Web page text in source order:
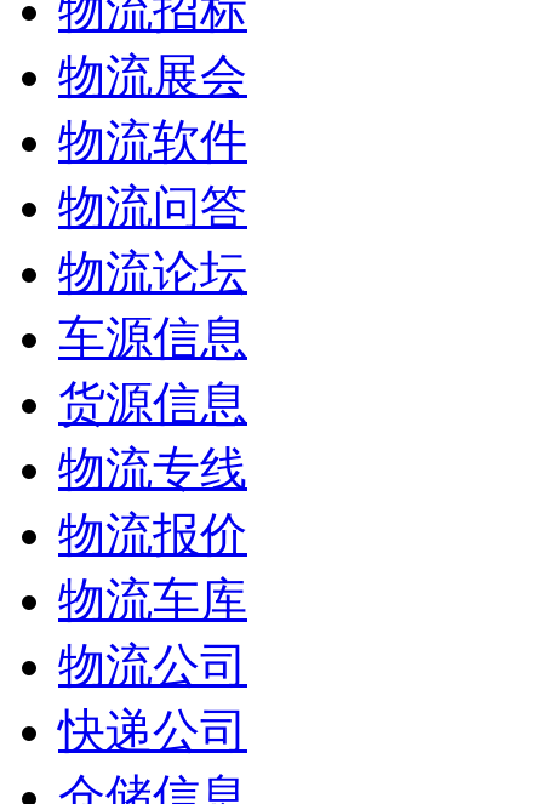
物流展会
物流软件
物流问答
物流论坛
车源信息
货源信息
物流专线
物流报价
物流车库
物流公司
快递公司